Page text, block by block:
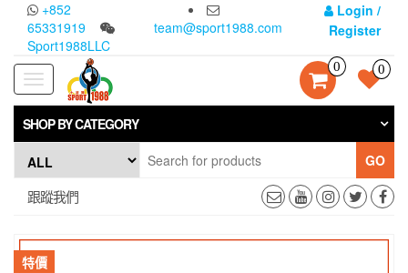
content
+852
65331919
Sport1988LLC
team@sport1988.com
Login /
Register
Toggle
navigation
0 0
SHOP BY CATEGORY
GO
跟蹤我們
特價